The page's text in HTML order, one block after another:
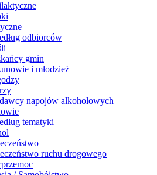
odbiorców
gmin
i młodzież
napojów alkoholowych
tematyki
ruchu drogowego